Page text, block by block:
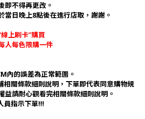
即不得再更改。
當日晚上8點後在進行店取，謝謝。
上刷卡”購買
人每色限購一件
內的誤差為正常範圍。
相關條款細則說明，下單即代表同意購物規
益請耐心觀看完相關條款細則說明。
員指示下單!!!